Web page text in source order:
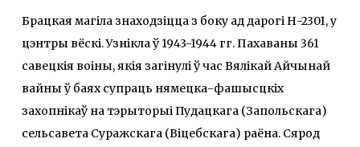
Брацкая магіла знаходзіцца з боку ад дарогі Н-2301, у
цэнтры вёскі. Узнікла ў 1943-1944 гг. Пахаваны 361
савецкія воіны, якія загінулі ў час Вялікай Айчынай
вайны ў баях супраць нямецка-фашысцкіх
захопнікаў на тэрыторыі Пудацкага (Запольскага)
сельсавета Суражскага (Віцебскага) раёна. Сярод